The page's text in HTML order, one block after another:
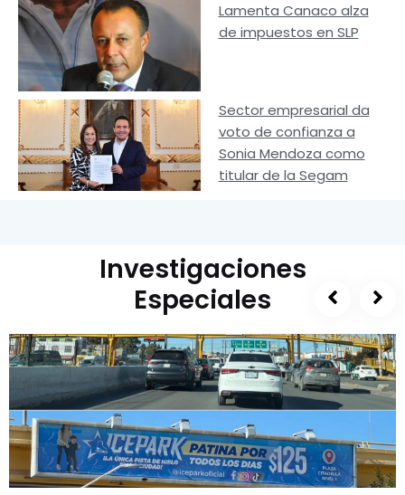
Lamenta Canaco alza
de impuestos en SLP
Sector empresarial da
voto de confianza a
Sonia Mendoza como
titular de la Segam
Investigaciones
Especiales